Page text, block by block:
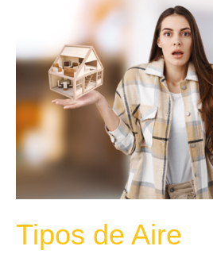
Tipos de Aire
hogares
empresas